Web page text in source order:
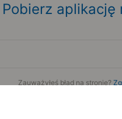
Pobierz aplikację
Zauważyłeś błąd na stronie?